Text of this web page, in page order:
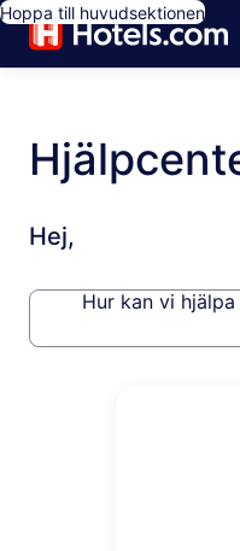
Hoppa till huvudsektionen
Hej,
Hur kan vi